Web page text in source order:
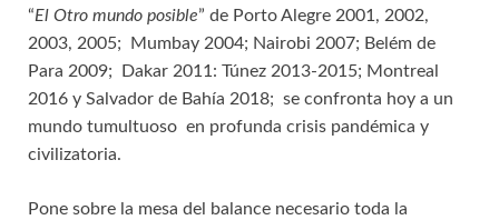
“El Otro mundo posible” de Porto Alegre 2001, 2002,
2003, 2005; Mumbay 2004; Nairobi 2007; Belém de
Para 2009; Dakar 2011: Túnez 2013-2015; Montreal
2016 y Salvador de Bahía 2018; se confronta hoy a un
mundo tumultuoso en profunda crisis pandémica y
civilizatoria.
Pone sobre la mesa del balance necesario toda la